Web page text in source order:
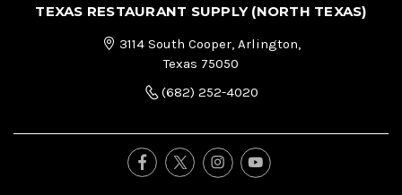
TEXAS RESTAURANT SUPPLY (NORTH TEXAS)
3114 South Cooper, Arlington,
Texas 75050
(682) 252-4020